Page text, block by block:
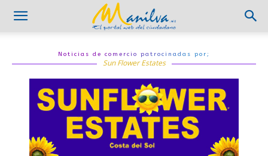
Noticias de comercio patrocinadas por;
Sun Flower Estates